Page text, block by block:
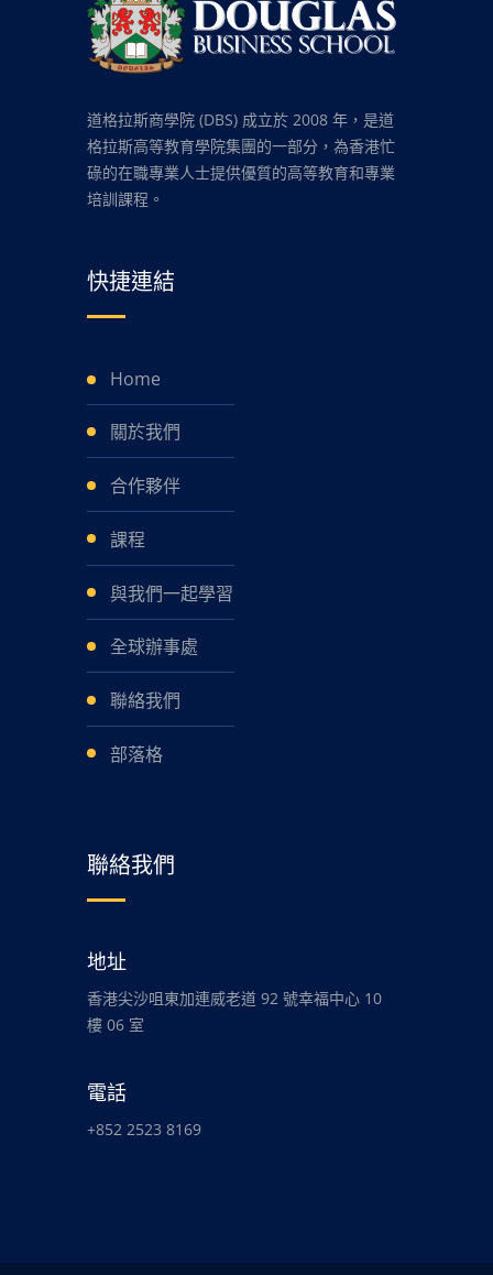
道格拉斯商學院 (DBS) 成立於 2008 年，是道
格拉斯高等教育學院集團的一部分，為香港忙
碌的在職專業人士提供優質的高等教育和專業
培訓課程。
快捷連結
Home
關於我們
合作夥伴
課程
與我們一起學習
全球辦事處
聯絡我們
部落格
聯絡我們
地址
香港尖沙咀東加連威老道 92 號幸福中心 10
樓 06 室
電話
+852 2523 8169